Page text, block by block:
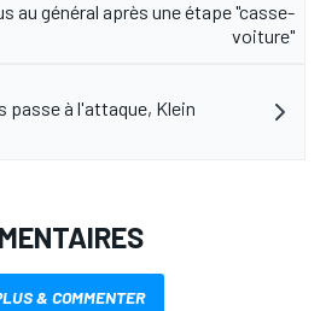
au général après une étape "casse-
voiture"
passe à l'attaque, Klein
& COMMENTER